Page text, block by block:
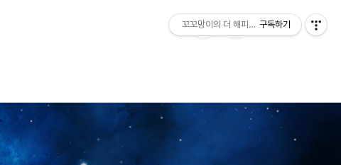
꼬꼬망이의 더 해피한 하루구독하기